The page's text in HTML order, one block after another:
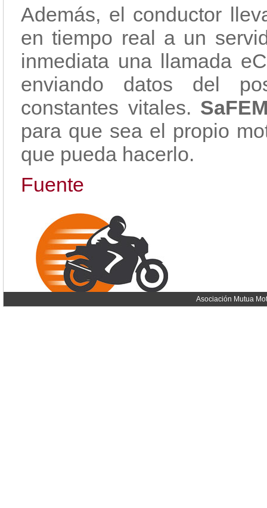
Además, el conductor
en tiempo real a un
inmediata una llamada
enviando datos del
constantes vitales.
para que sea el propio
que pueda hacerlo.
Fuente
Asociación Mutua